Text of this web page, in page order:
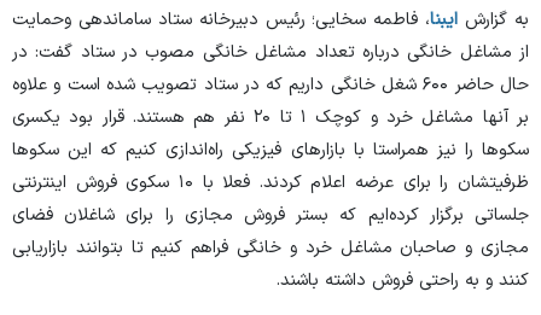
به گزارش ایبنا، فاطمه سخایی؛ رئیس دبیرخانه ستاد ساماندهی وحمایت
از مشاغل خانگی درباره تعداد مشاغل خانگی مصوب در ستاد گفت: در
حال حاضر ۶۰۰ شغل خانگی داریم که در ستاد تصویب شده است و علاوه
بر آنها مشاغل خرد و کوچک ۱ تا ۲۰ نفر هم هستند. قرار بود یکسری
سکو‌ها را نیز همراستا با بازار‌های فیزیکی راه‌اندازی کنیم که این سکو‌ها
ظرفیتشان را برای عرضه اعلام کردند. فعلا با ۱۰ سکوی فروش اینترنتی
جلساتی برگزار کرده‌ایم که بستر فروش مجازی را برای شاغلان فضای
مجازی و صاحبان مشاغل خرد و خانگی فراهم کنیم تا بتوانند بازاریابی
کنند و به راحتی فروش داشته باشند.